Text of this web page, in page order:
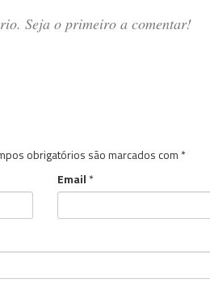
Seja o primeiro a comentar!
obrigatórios são marcados com *
Email *